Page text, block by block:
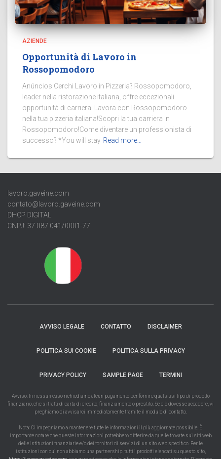
AZIENDE
Opportunità di Lavoro in
Rossopomodoro
Anúncios Cerchi Lavoro in Pizzeria? Rossopomodoro,
leader nella ristorazione italiana, offre eccezionali
opportunità di carriera. Lavora con Rossopomodoro
nella tua pizzeria italiana!Scopri la tua carriera in
Rossopomodoro!Come diventare un professionista di
successo? *You will stay Read more…
lavoro.gaveine.com
contato@lavoro.gaveine.com
DHCP DIGITAL
CNPJ: 37.087.041/0001-77
AVVISO LEGALE CONTATTO DISCLAIMER
POLITICA SUI COOKIE POLITICA SULLA PRIVACY
PRIVACY POLICY SAMPLE PAGE TERMINI
Avviso: In nessun caso richiediamo alcun pagamento per fornire qualsiasi tipo di prodotto
finanziario, che si tratti di carta di credito, finanziamento o prestito. Se ciò dovesse accadere, vi
preghiamo di avvisarci immediatamente tramite il modulo di contatto.
Nota: Ci impegniamo a mantenere tutte le informazioni il più aggiornate possibile. È
importante notare che queste informazioni potrebbero differire da quelle trovate sui siti web
delle istituzioni finanziarie e/o dei fornitori di servizi di un sito web specifico. Per le
istituzioni con cui non abbiamo una partnership, tutti i prodotti elencati su questo sito,